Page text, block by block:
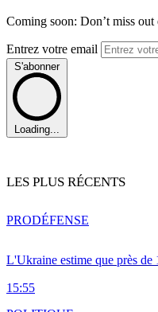
Coming soon: Don’t miss
Entrez votre email
S'abonner
Loading...
LES PLUS RÉCENTS
L'Ukraine estime que près de
15:55
PRODÉFENSE